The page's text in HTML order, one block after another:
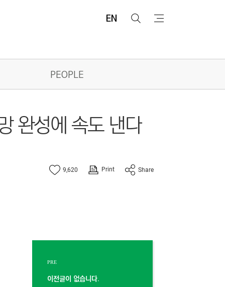
EN
검
PEOPLE
완성에 속도 낸다
9,620 Print Share
PRE
이전글이 없습니다.